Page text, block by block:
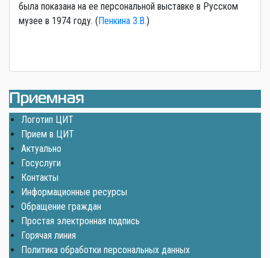
была показана на ее персональной выставке в Русском
музее в 1974 году. (Пенкина З.В.)
Приемная
Логотип ЦИТ
Прием в ЦИТ
Актуально
Госуслуги
Контакты
Информационные ресурсы
Обращение граждан
Простая электронная подпись
Горячая линия
Политика обработки персональных данных